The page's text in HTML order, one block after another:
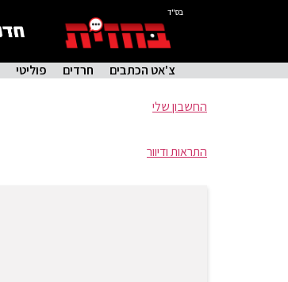
בס"ד
צ'אט הכתבים חרדים פוליטי
החשבון שלי
התראות ודיוור